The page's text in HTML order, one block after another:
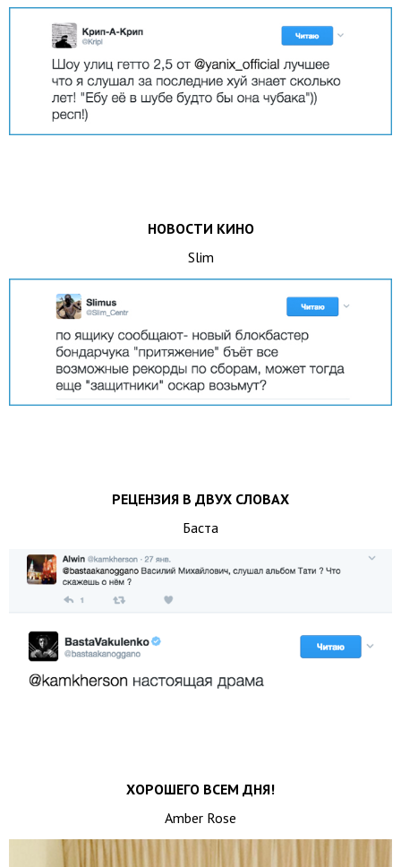
НОВОСТИ КИНО
Slim
РЕЦЕНЗИЯ В ДВУХ СЛОВАХ
Баста
ХОРОШЕГО ВСЕМ ДНЯ!
Amber Rose